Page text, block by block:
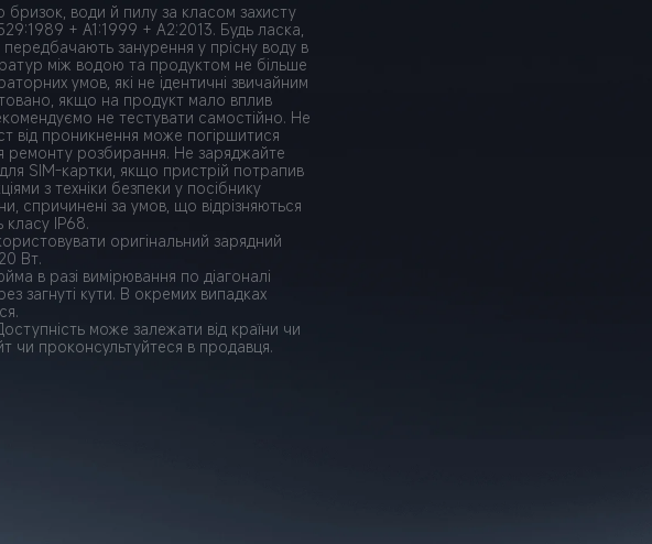
бризок, води й пилу за класом захисту
+ A1:1999 + A2:2013. Будь ласка,
занурення у прісну воду в
між водою та продуктом не більше
умов, які не ідентичні звичайним
якщо на продукт мало вплив
не тестувати самостійно. Не
від проникнення може погіршитися
ремонту розбирання. Не заряджайте
SIM-картки, якщо пристрій потрапив
з техніки безпеки у посібнику
спричинені за умов, що відрізняються
класу IP68.
оригінальний зарядний
Вт.
в разі вимірювання по діагоналі
загнуті кути. В окремих випадках
може залежати від країни чи
чи проконсультуйтеся в продавця.